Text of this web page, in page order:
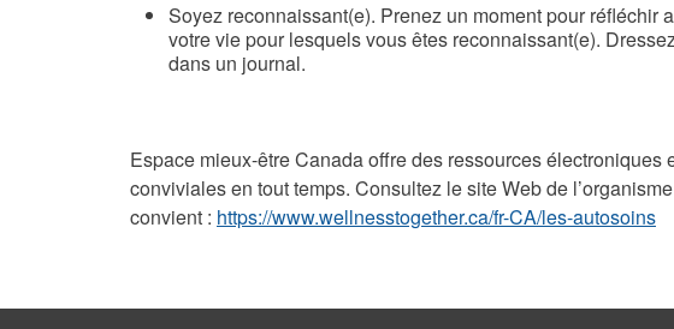
Soyez reconnaissant(e). Prenez un moment pour réfléchir
votre vie pour lesquels vous êtes reconnaissant(e).
dans un journal.
Espace mieux-être Canada offre des ressources électroniques
conviviales en tout temps. Consultez le site Web de
convient : https://www.wellnesstogether.ca/fr-CA/les-autosoins